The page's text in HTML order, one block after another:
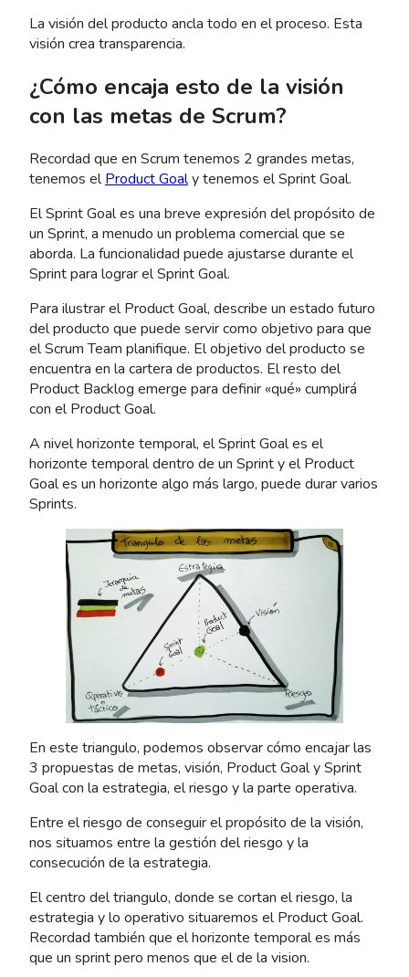
La visión del producto ancla todo en el proceso. Esta
visión crea transparencia.
¿Cómo encaja esto de la visión
con las metas de Scrum?
Recordad que en Scrum tenemos 2 grandes metas,
tenemos elProduct Goaly tenemos el Sprint Goal.
El Sprint Goal es una breve expresión del propósito de
un Sprint, a menudo un problema comercial que se
aborda. La funcionalidad puede ajustarse durante el
Sprint para lograr el Sprint Goal.
Para ilustrar el Product Goal, describe un estado futuro
del producto que puede servir como objetivo para que
el Scrum Team planifique. El objetivo del producto se
encuentra en la cartera de productos. El resto del
Product Backlog emerge para definir «qué» cumplirá
con el Product Goal.
A nivel horizonte temporal, el Sprint Goal es el
horizonte temporal dentro de un Sprint y el Product
Goal es un horizonte algo más largo, puede durar varios
Sprints.
En este triangulo, podemos observar cómo encajar las
3 propuestas de metas, visión, Product Goal y Sprint
Goal con la estrategia, el riesgo y la parte operativa.
Entre el riesgo de conseguir el propósito de la visión,
nos situamos entre la gestión del riesgo y la
consecución de la estrategia.
El centro del triangulo, donde se cortan el riesgo, la
estrategia y lo operativo situaremos el Product Goal.
Recordad también que el horizonte temporal es más
que un sprint pero menos que el de la vision.